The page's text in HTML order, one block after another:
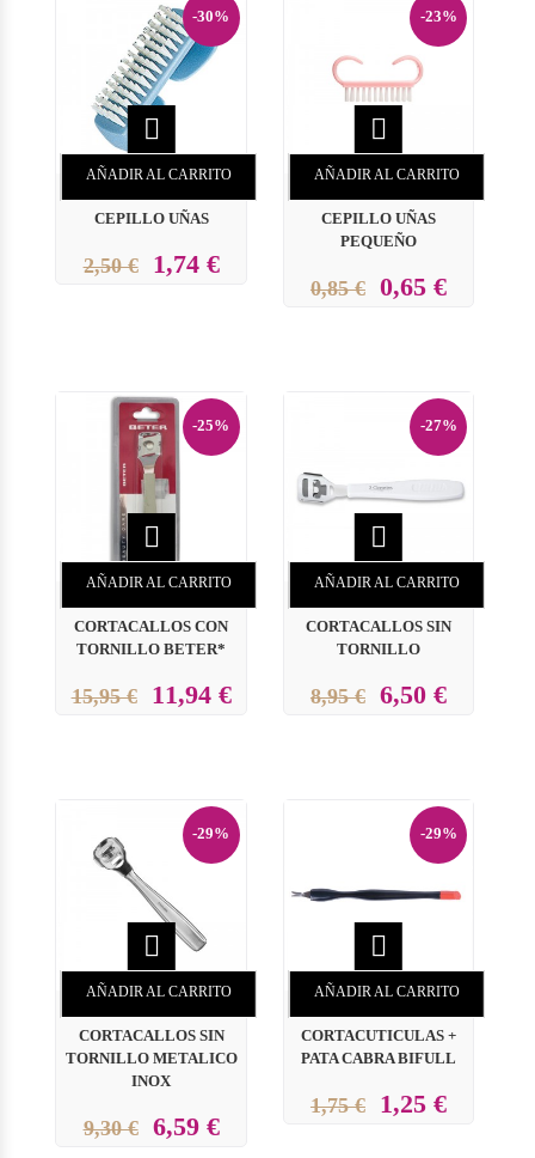
-30%

AÑADIR AL CARRITO
CEPILLO UÑAS
2,50 € 1,74 €
-23%

AÑADIR AL CARRITO
CEPILLO UÑAS
PEQUEÑO
0,85 € 0,65 €
-25%

AÑADIR AL CARRITO
CORTACALLOS CON
TORNILLO BETER*
15,95 € 11,94 €
-27%

AÑADIR AL CARRITO
CORTACALLOS SIN
TORNILLO
8,95 € 6,50 €
-29%

AÑADIR AL CARRITO
CORTACALLOS SIN
TORNILLO METALICO
INOX
9,30 € 6,59 €
-29%

AÑADIR AL CARRITO
CORTACUTICULAS +
PATA CABRA BIFULL
1,75 € 1,25 €